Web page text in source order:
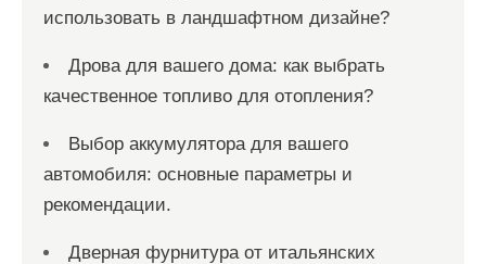
использовать в ландшафтном дизайне?
Дрова для вашего дома: как выбрать
качественное топливо для отопления?
Выбор аккумулятора для вашего
автомобиля: основные параметры и
рекомендации.
Дверная фурнитура от итальянских